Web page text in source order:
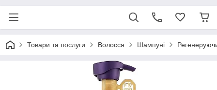
Товари та послуги Волосся Шампуні